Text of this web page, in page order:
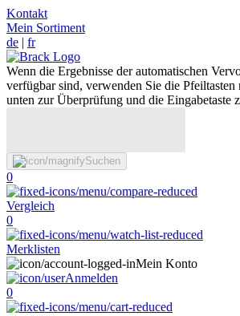
Kontakt
Mein Sortiment
de | fr
Wenn die Ergebnisse der automatischen
verfügbar sind, verwenden Sie die Pfeiltasten
unten zur Überprüfung und die Eingabetaste
Suchen
0
Vergleich
0
Merklisten
Mein Konto
Anmelden
0